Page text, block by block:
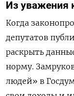
Из уважения
Когда
депутатов
раскрыть
норму.
людей» в